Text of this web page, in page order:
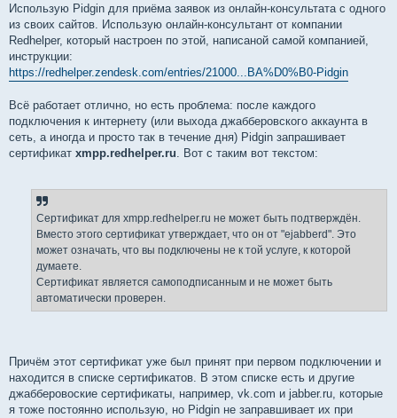
о
щ
е
и
е
Использую Pidgin для приёма заявок из онлайн-консультата с одного
из своих сайтов. Использую онлайн-консультант от компании
Redhelper, который настроен по этой, написаной самой компанией,
инструкции:
https://redhelper.zendesk.com/entries/21000...BA%D0%B0-Pidgin
Всё работает отлично, но есть проблема: после каждого
подключения к интернету (или выхода джабберовского аккаунта в
сеть, а иногда и просто так в течение дня) Pidgin запрашивает
сертификат xmpp.redhelper.ru. Вот с таким вот текстом:
Сертификат для xmpp.redhelper.ru не может быть подтверждён.
Вместо этого сертификат утверждает, что он от "ejabberd". Это
может означать, что вы подключены не к той услуге, к которой
думаете.
Сертификат является самоподписанным и не может быть
автоматически проверен.
Причём этот сертификат уже был принят при первом подключении и
находится в списке сертификатов. В этом списке есть и другие
джабберовоские сертификаты, например, vk.com и jabber.ru, которые
я тоже постоянно использую, но Pidgin не заправшивает их при